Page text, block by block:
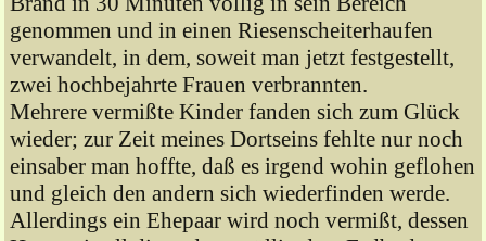
genommen und in einen Riesenscheiterhaufen
verwandelt, in dem, soweit man jetzt festgestellt,
zwei hochbejahrte Frauen verbrannten.
Mehrere vermißte Kinder fanden sich zum Glück
wieder; zur Zeit meines Dortseins fehlte nur noch
einsaber man hoffte, daß es irgend wohin geflohen
und gleich den andern sich wiederfinden werde.
Allerdings ein Ehepaar wird noch vermißt, dessen